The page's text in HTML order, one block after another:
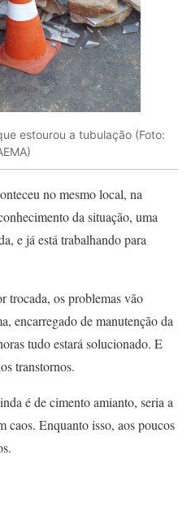
estourou a tubulação (Foto:
no mesmo local, na
da situação, uma
e já está trabalhando para
trocada, os problemas vão
encarregado de manutenção da
tudo estará solucionado. E
transtornos.
é de cimento amianto, seria a
caos. Enquanto isso, aos poucos